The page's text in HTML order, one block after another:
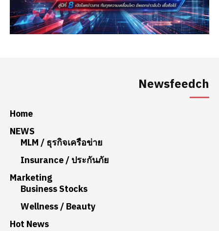
Newsfeedch
Home
NEWS
MLM / ธุรกิจเครือข่าย
Insurance / ประกันภัย
Marketing
Business Stocks
Wellness / Beauty
Hot News